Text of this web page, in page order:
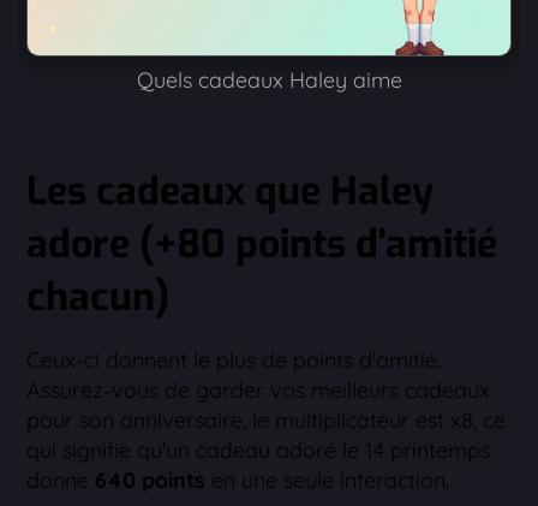
Quels cadeaux Haley aime
Les cadeaux que Haley
adore (+80 points d'amitié
chacun)
Ceux-ci donnent le plus de points d'amitié.
Assurez-vous de garder vos meilleurs cadeaux
pour son anniversaire, le multiplicateur est x8, ce
qui signifie qu'un cadeau adoré le 14 printemps
donne 640 points en une seule interaction.